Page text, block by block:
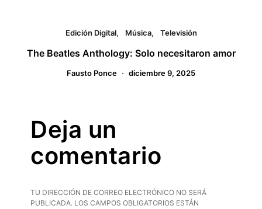
Edición Digital Música Televisión
The Beatles Anthology: Solo necesitaron amor
Fausto Ponce diciembre 9, 2025
Deja un
comentario
TU DIRECCIÓN DE CORREO ELECTRÓNICO NO SERÁ
PUBLICADA. LOS CAMPOS OBLIGATORIOS ESTÁN